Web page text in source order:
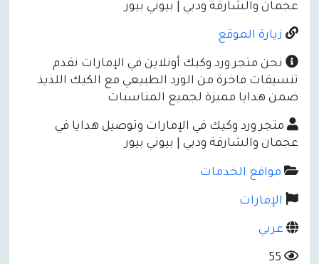
عجمان والشارقة ودبي | بيوني بيور
زيارة الموقع
نحن متجر ورد وكيك أونلاين في الإمارات نقدم
تنسيقات فاخرة من الورد الطبيعي مع الكيك اللذيذ
ضمن هدايا مميزة لجميع المناسبات
متجر ورد وكيك في الإمارات وتوصيل هدايا في
عجمان والشارقة ودبي | بيوني بيور
مواقع الخدمات
الإمارات
عربي